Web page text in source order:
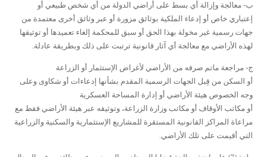
ب- معالجة وإزالة أي بسط على أراضي الدولة من أي شخص طبيعي أو
إعتباري خاص أو إدعاء الملكية بوثائق مزورة أو عبر وثائق أخرى معتمدة من
جهات رسمية غير مخولة بهذا الحق أو سبق للمحكمة إلغاء تعميدها أو توثيقها
لهذه الأراضي مع معالجة أي آثار قانونية ترتبت على ذلك وبطريقة عادلة.
ج- مراجعة ماتم صرفه من الأراضي لأغراض الإستثمار أو الزراعة
أو السكن من قِبل الجهات الرسمية المقدم بشأنها إدعاءات أو شكاوى وعلى
وجه الخصوص هيئة الأراضي أو إدارة المساحة العسكرية
أو مكاتب الأوقاف أو مكاتب وزارة الزراعة، وتوثيقه عبر هيئة الأراضي فقط مع
مراعاة المراكز القانونية المستقرة للمشاريع الإستثمارية والسكنية والزراعية
التي أقيمت على تلك الأراضي.